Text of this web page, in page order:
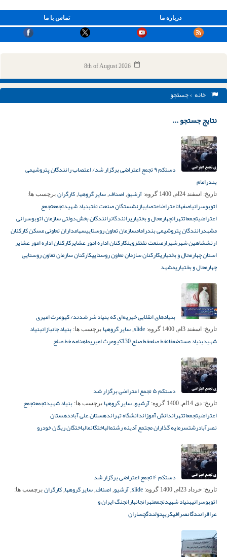
تماس با ما درباره ما
8th of August 2026
خانه > جستجو
نتایج جستجو ...
دستکم ۹ تجمع اعتراضی برگزار شد/ اعتصاب رانندگان پتروشیمی
بندرامام
تاریخ: اسفند 24ام, 1400 گروه: آرشیو, اصناف, سایر گروهها, کارگران برچسب ها:
اتوبوسرانیاصفهاناعتراضاعتصاببازنشستگان صنعت نفتبنیاد شهیدتجمعتجمع
اعتراضیتجمعاتتهرانچهارمحال و بختیاریرانندگانرانندگان بخش دولتی سازمان اتوبوسرانی
مشهدرانندگان پتروشیمی بندرامامسازمان تعاون روستاییسهامداران تعاونی مسکن کارکنان
ارتششاهین شهرشیرازصنعت نفتقزوینکارکنان اداره امور عشایرکارکنان اداره امور عشایر
استان چهارمحال و بختیاریکارکنان سازمان تعاون روستاییکارکنان سازمان تعاون روستایی
چهارمحال و بختیاریمشهد
بنیادهای انقلابی خیریه‌ای که بنیاد شَر شدند/ کیومرث امیری
تاریخ: اسفند 3ام, 1400 گروه: slide
, سایر گروهها برچسب ها: بنیاد جانبازانبنیاد
شهیدبنیاد مستضعفانخط صلحخط صلح 130 کیومرث امیریماهنامه خط صلح
دستکم ۵ تجمع اعتراضی برگزار شد
تاریخ: دی 14ام, 1400 گروه: آرشیو, سایر گروهها برچسب ها: بنیاد شهیدتجمعتجمع
اعتراضیتجمعاتتهراندانش آموزاندانشگاه تهراندهستان‌ علی آباددهستان‌
نصرآبادرشتسرمایه گذاران مجتمع آدینه رشتمالباختگانمالباختگان ریگان خودرو
دستکم ۴ تجمع اعتراضی برگزار شد
تاریخ: خرداد 23ام, 1400 گروه: slide
, آرشیو, اصناف, سایر گروهها, کارگران برچسب ها:
اتوبوسرانیبنیاد شهیدتجمعتهرانجانبازانجنگ ایران و
عراقرانندگانصرافیکریپتولندگچساران